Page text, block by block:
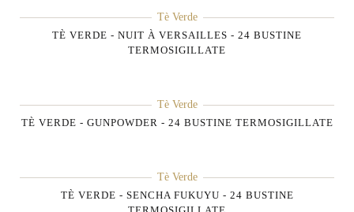
Tè Verde
TÈ VERDE - NUIT À VERSAILLES - 24 BUSTINE
TERMOSIGILLATE
Tè Verde
TÈ VERDE - GUNPOWDER - 24 BUSTINE TERMOSIGILLATE
Tè Verde
TÈ VERDE - SENCHA FUKUYU - 24 BUSTINE